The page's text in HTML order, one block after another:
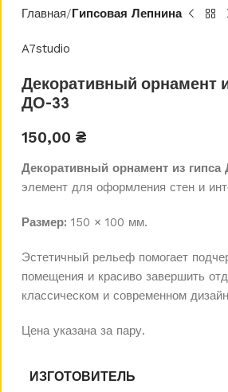
Главная Гипсовая Лепнина
A7studio
Декоративный орнамент
ДО-33
150,00 ₴
Декоративный орнамент из
элемент для оформления стен и
Размер: 150 × 100 мм.
Эстетичный рельеф помогает
помещения и красиво завершить
классическом и современном
Цена указана за пару.
ИЗГОТОВИТЕЛЬ